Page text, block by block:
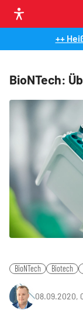
++
BioNTech:
BioNTech Biotech
08.09.2020,